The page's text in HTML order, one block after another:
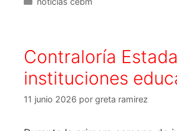
Contraloría
instituciones
11 junio 2026 por greta ramirez